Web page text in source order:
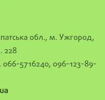
обл., м. Ужгород,
228
5716240, 096-123-89-